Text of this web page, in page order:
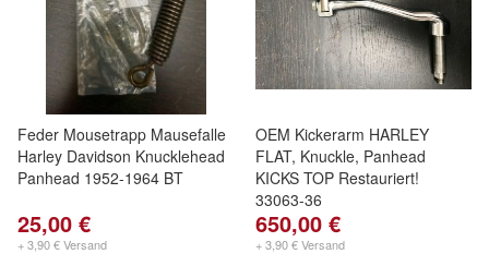
Feder Mousetrapp Mausefalle
Harley Davidson Knucklehead
Panhead 1952-1964 BT
25,00 €
+ 3,90 € Versand
OEM Kickerarm HARLEY
FLAT, Knuckle, Panhead
KICKS TOP Restauriert!
33063-36
650,00 €
+ 3,90 € Versand